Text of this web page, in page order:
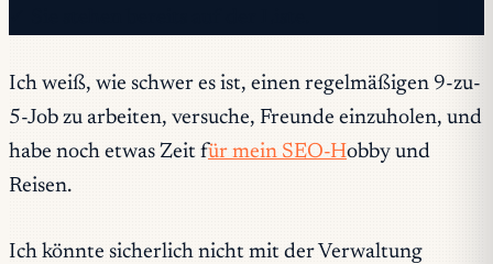
Ich weiß, wie schwer es ist, einen regelmäßigen 9-zu-
5-Job zu arbeiten, versuche, Freunde einzuholen, und
habe noch etwas Zeit für mein SEO-Hobby und
Reisen.
Ich könnte sicherlich nicht mit der Verwaltung